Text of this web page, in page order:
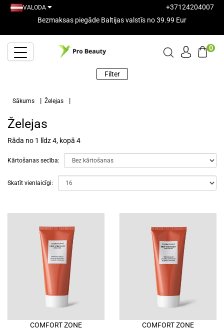
VALODA
+37124204007
Bezmaksas piegāde Baltijas valstīs no 39.99 Eur
0
Filter
Sākums Želejas
Želejas
Rāda no 1 līdz 4, kopā 4
Kārtošanas secība:
Skatīt vienlaicīgi:
COMFORT ZONE COMFORT ZONE